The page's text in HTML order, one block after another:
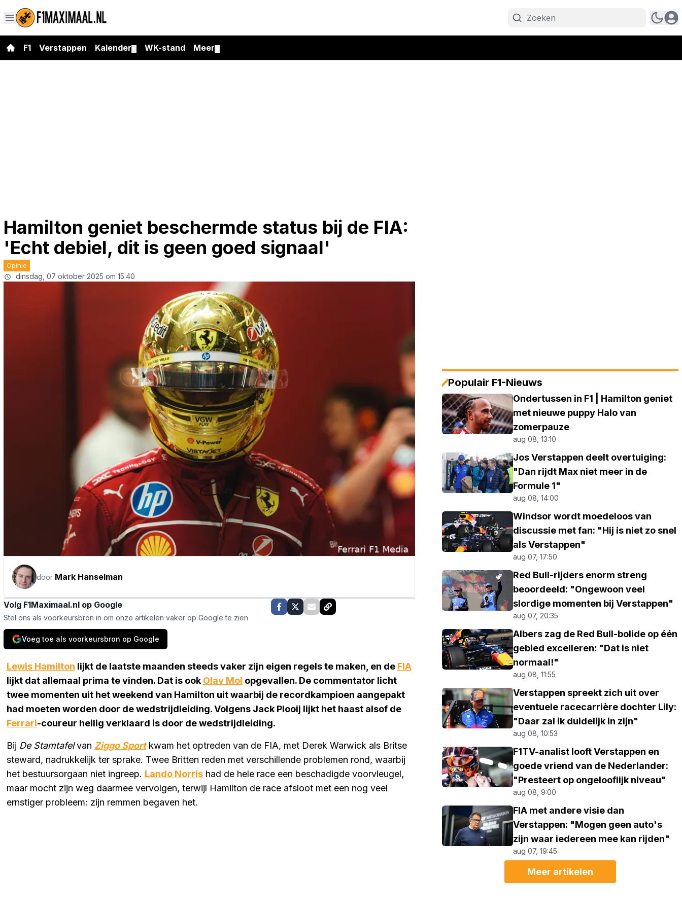
F1 Verstappen Kalender WK-stand Meer
Hamilton geniet beschermde status bij de FIA:
'Echt debiel, dit is geen goed signaal'
Opinie
dinsdag, 07 oktober 2025 om 15:40
door Mark Hanselman
Volg F1Maximaal.nl op Google
Stel ons als voorkeursbron in om onze artikelen vaker op Google te zien
Voeg toe als voorkeursbron op Google
Lewis Hamilton lijkt de laatste maanden steeds vaker zijn eigen regels te maken, en de FIA
lijkt dat allemaal prima te vinden. Dat is ook Olav Mol opgevallen. De commentator licht
twee momenten uit het weekend van Hamilton uit waarbij de recordkampioen aangepakt
had moeten worden door de wedstrijdleiding. Volgens Jack Plooij lijkt het haast alsof de
Ferrari-coureur heilig verklaard is door de wedstrijdleiding.
Bij De Stamtafelvan Ziggo Sport kwam het optreden van de FIA, met Derek Warwick als Britse
steward, nadrukkelijk ter sprake. Twee Britten reden met verschillende problemen rond, waarbij
het bestuursorgaan niet ingreep. Lando Norris had de hele race een beschadigde voorvleugel,
maar mocht zijn weg daarmee vervolgen, terwijl Hamilton de race afsloot met een nog veel
ernstiger probleem: zijn remmen begaven het.
Populair F1-Nieuws
Ondertussen in F1 | Hamilton geniet
met nieuwe puppy Halo van
zomerpauze
aug 08, 13:10
Jos Verstappen deelt overtuiging:
"Dan rijdt Max niet meer in de
Formule 1"
aug 08, 14:00
Windsor wordt moedeloos van
discussie met fan: "Hij is niet zo snel
als Verstappen"
aug 07, 17:50
Red Bull-rijders enorm streng
beoordeeld: "Ongewoon veel
slordige momenten bij Verstappen"
aug 07, 20:35
Albers zag de Red Bull-bolide op één
gebied excelleren: "Dat is niet
normaal!"
aug 08, 11:55
Verstappen spreekt zich uit over
eventuele racecarrière dochter Lily:
"Daar zal ik duidelijk in zijn"
aug 08, 10:53
F1TV-analist looft Verstappen en
goede vriend van de Nederlander:
"Presteert op ongelooflijk niveau"
aug 08, 9:00
FIA met andere visie dan
Verstappen: "Mogen geen auto's
zijn waar iedereen mee kan rijden"
aug 07, 19:45
Meer artikelen